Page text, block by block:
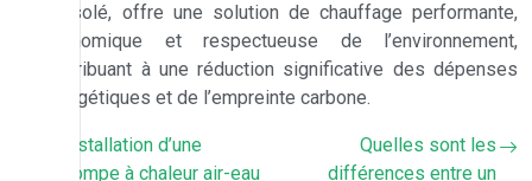
et isolé, offre une solution de chauffage performante,
économique et respectueuse de l’environnement,
contribuant à une réduction significative des dépenses
énergétiques et de l’empreinte carbone.
Installation d’une
pompe à chaleur air-eau
Quelles sont les
différences entre un